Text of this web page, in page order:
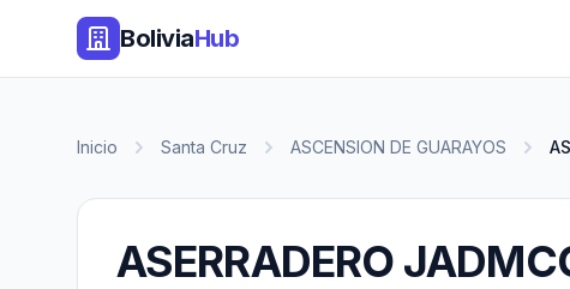
BoliviaHub
Inicio Santa Cruz ASCENSION DE GUARAYOS
ASERRADERO